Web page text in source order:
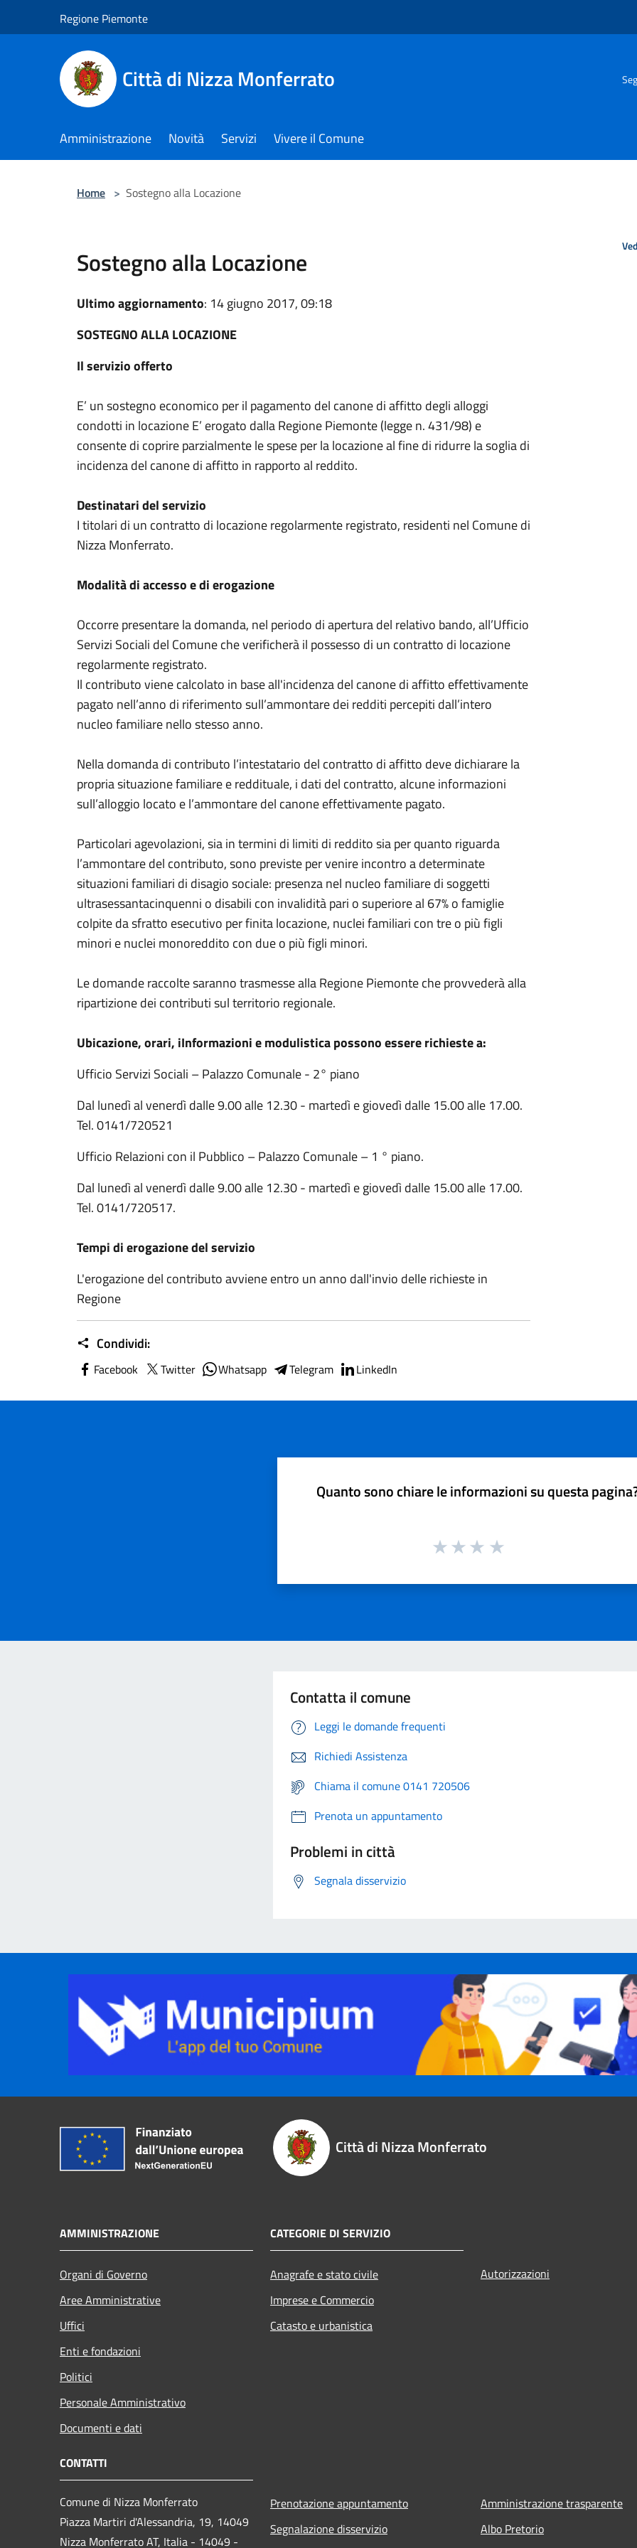
Regione Piemonte
Città di Nizza Monferrato
Amministrazione Novità Servizi Vivere il Comune
Home > Sostegno alla Locazione
Sostegno alla Locazione
Ultimo aggiornamento: 14 giugno 2017, 09:18
SOSTEGNO ALLA LOCAZIONE
Il servizio offerto
E’ un sostegno economico per il pagamento del canone di affitto degli alloggi
condotti in locazione E’ erogato dalla Regione Piemonte (legge n. 431/98) e
consente di coprire parzialmente le spese per la locazione al fine di ridurre la soglia di
incidenza del canone di affitto in rapporto al reddito.
Destinatari del servizio
I titolari di un contratto di locazione regolarmente registrato, residenti nel Comune di
Nizza Monferrato.
Modalità di accesso e di erogazione
Occorre presentare la domanda, nel periodo di apertura del relativo bando, all’Ufficio
Servizi Sociali del Comune che verificherà il possesso di un contratto di locazione
regolarmente registrato.
Il contributo viene calcolato in base all'incidenza del canone di affitto effettivamente
pagato nell’anno di riferimento sull’ammontare dei redditi percepiti dall’intero
nucleo familiare nello stesso anno.
Nella domanda di contributo l’intestatario del contratto di affitto deve dichiarare la
propria situazione familiare e reddituale, i dati del contratto, alcune informazioni
sull’alloggio locato e l’ammontare del canone effettivamente pagato.
Particolari agevolazioni, sia in termini di limiti di reddito sia per quanto riguarda
l’ammontare del contributo, sono previste per venire incontro a determinate
situazioni familiari di disagio sociale: presenza nel nucleo familiare di soggetti
ultrasessantacinquenni o disabili con invalidità pari o superiore al 67% o famiglie
colpite da sfratto esecutivo per finita locazione, nuclei familiari con tre o più figli
minori e nuclei monoreddito con due o più figli minori.
Le domande raccolte saranno trasmesse alla Regione Piemonte che provvederà alla
ripartizione dei contributi sul territorio regionale.
Ubicazione, orari, iInformazioni e modulistica possono essere richieste a:
Ufficio Servizi Sociali – Palazzo Comunale - 2° piano
Dal lunedì al venerdì dalle 9.00 alle 12.30 - martedì e giovedì dalle 15.00 alle 17.00.
Tel. 0141/720521
Ufficio Relazioni con il Pubblico – Palazzo Comunale – 1 ° piano.
Dal lunedì al venerdì dalle 9.00 alle 12.30 - martedì e giovedì dalle 15.00 alle 17.00.
Tel. 0141/720517.
Tempi di erogazione del servizio
L'erogazione del contributo avviene entro un anno dall'invio delle richieste in
Regione
Condividi:
Facebook Twitter Whatsapp Telegram LinkedIn
Quanto sono chiare le informazioni su questa
Contatta il comune
Leggi le domande frequenti
Richiedi Assistenza
Chiama il comune 0141 720506
Prenota un appuntamento
Problemi in città
Segnala disservizio
Città di Nizza Monferrato
AMMINISTRAZIONE
Organi di Governo
Aree Amministrative
Uffici
Enti e fondazioni
Politici
Personale Amministrativo
Documenti e dati
CATEGORIE DI SERVIZIO
Anagrafe e stato civile
Imprese e Commercio
Catasto e urbanistica
Autorizzazioni
CONTATTI
Comune di Nizza Monferrato
Piazza Martiri d'Alessandria, 19, 14049
Nizza Monferrato AT, Italia - 14049 -
Prenotazione appuntamento
Segnalazione disservizio
Amministrazione trasparente
Albo Pretorio